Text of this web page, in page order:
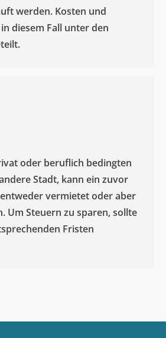
werden. Kosten und
diesem Fall unter den
oder beruflich bedingten
Stadt, kann ein zuvor
vermietet oder aber
Um Steuern zu sparen, sollte
Fristen